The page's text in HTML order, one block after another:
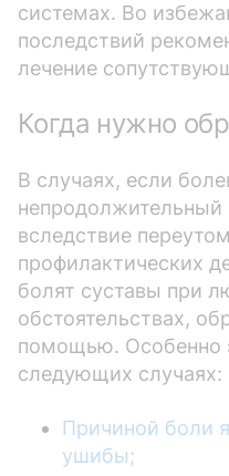
системах. Во
последствий
лечение
Когда нужно
В случаях, если
непродолжительный
вследствие
профилактических
болят суставы при
обстоятельствах,
помощью. Особенно
следующих случаях:
Причиной боли
ушибы;